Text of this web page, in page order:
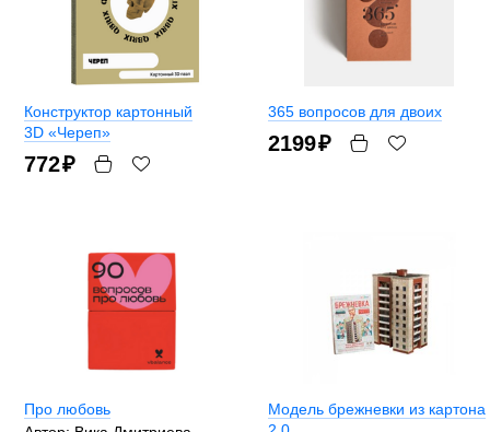
Конструктор картонный
3D «Череп»
772₽
365 вопросов для двоих
2199₽
Про любовь
Модель брежневки из картона